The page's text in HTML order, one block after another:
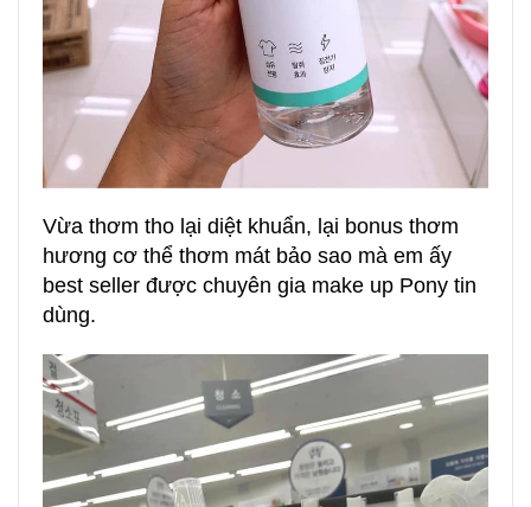
Vừa thơm tho lại diệt khuẩn, lại bonus thơm
hương cơ thể thơm mát bảo sao mà em ấy
best seller được chuyên gia make up Pony tin
dùng.